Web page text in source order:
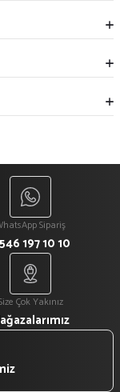
Sipariş
197 10 10
Çok Yakınız